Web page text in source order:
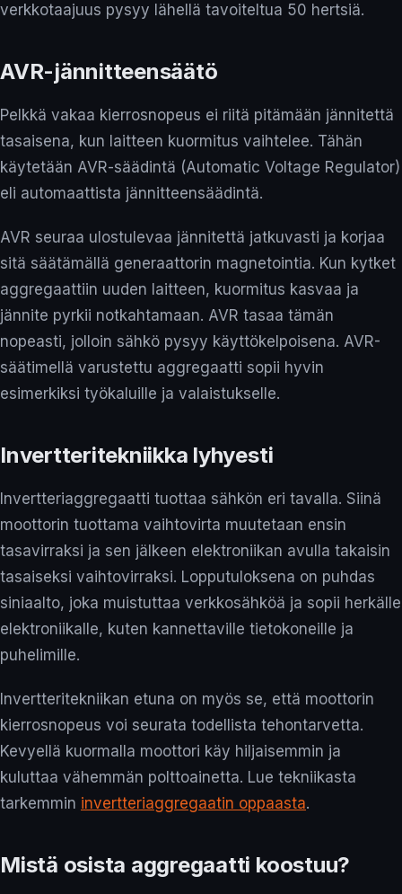
verkkotaajuus pysyy lähellä tavoiteltua 50 hertsiä.
AVR-jännitteensäätö
Pelkkä vakaa kierrosnopeus ei riitä pitämään jännitettä
tasaisena, kun laitteen kuormitus vaihtelee. Tähän
käytetään AVR-säädintä (Automatic Voltage Regulator)
eli automaattista jännitteensäädintä.
AVR seuraa ulostulevaa jännitettä jatkuvasti ja korjaa
sitä säätämällä generaattorin magnetointia. Kun kytket
aggregaattiin uuden laitteen, kuormitus kasvaa ja
jännite pyrkii notkahtamaan. AVR tasaa tämän
nopeasti, jolloin sähkö pysyy käyttökelpoisena. AVR-
säätimellä varustettu aggregaatti sopii hyvin
esimerkiksi työkaluille ja valaistukselle.
Invertteritekniikka lyhyesti
Invertteriaggregaatti tuottaa sähkön eri tavalla. Siinä
moottorin tuottama vaihtovirta muutetaan ensin
tasavirraksi ja sen jälkeen elektroniikan avulla takaisin
tasaiseksi vaihtovirraksi. Lopputuloksena on puhdas
siniaalto, joka muistuttaa verkkosähköä ja sopii herkälle
elektroniikalle, kuten kannettaville tietokoneille ja
puhelimille.
Invertteritekniikan etuna on myös se, että moottorin
kierrosnopeus voi seurata todellista tehontarvetta.
Kevyellä kuormalla moottori käy hiljaisemmin ja
kuluttaa vähemmän polttoainetta. Lue tekniikasta
tarkemmin invertteriaggregaatin oppaasta.
Mistä osista aggregaatti koostuu?